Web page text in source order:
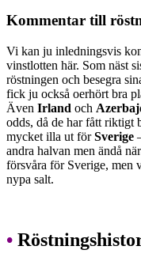
Kommentar till
Vi kan ju inledningsvis
vinstlotten här. Som näst
röstningen och besegra
fick ju också oerhört bra
Även Irland och
odds, då de har fått riktigt
mycket illa ut förSverige
andra halvan men ändå
försvåra för Sverige, men
nypa salt.
•